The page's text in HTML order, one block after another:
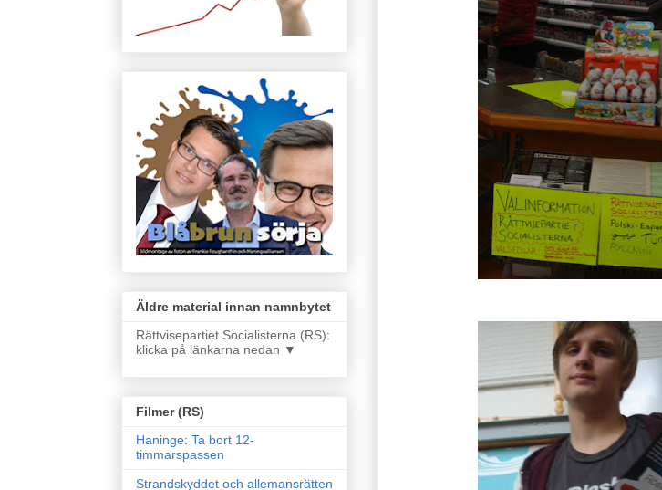
Äldre material innan namnbytet
Rättvisepartiet Socialisterna (RS):
klicka på länkarna nedan ▼
Filmer (RS)
Haninge: Ta bort 12-
timmarspassen
Strandskyddet och allemansrätten